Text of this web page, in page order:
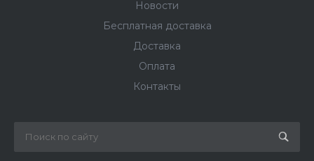
Новости
Бесплатная доставка
Доставка
Оплата
Контакты